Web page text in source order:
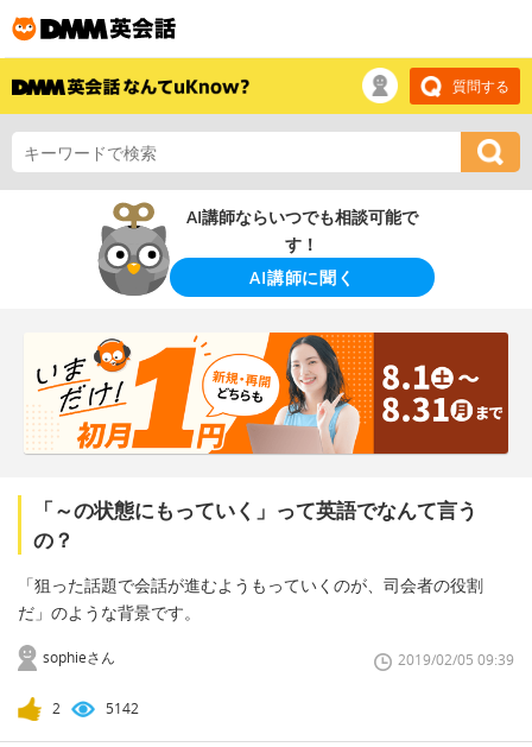
質問する
AI講師ならいつでも相談可能で
す！
AI講師に聞く
「～の状態にもっていく」って英語でなんて言う
の？
「狙った話題で会話が進むようもっていくのが、司会者の役割
だ」のような背景です。
sophieさん 2019/02/05 09:39
2 5142